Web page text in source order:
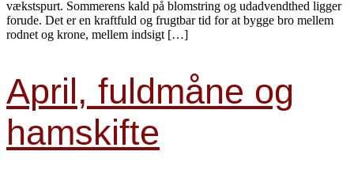
vækstspurt. Sommerens kald på blomstring og udadvendthed ligger
forude. Det er en kraftfuld og frugtbar tid for at bygge bro mellem
rodnet og krone, mellem indsigt […]
April, fuldmåne og
hamskifte